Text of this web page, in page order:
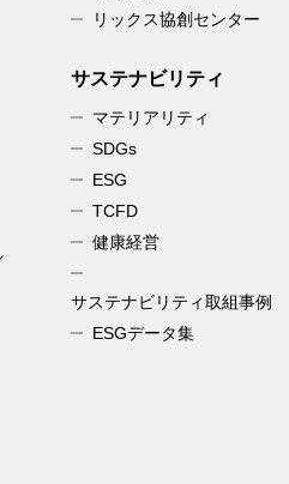
リックス協創センター
サステナビリティ
マテリアリティ
SDGs
ESG
TCFD
健康経営
サステナビリティ取組事例
ESGデータ集